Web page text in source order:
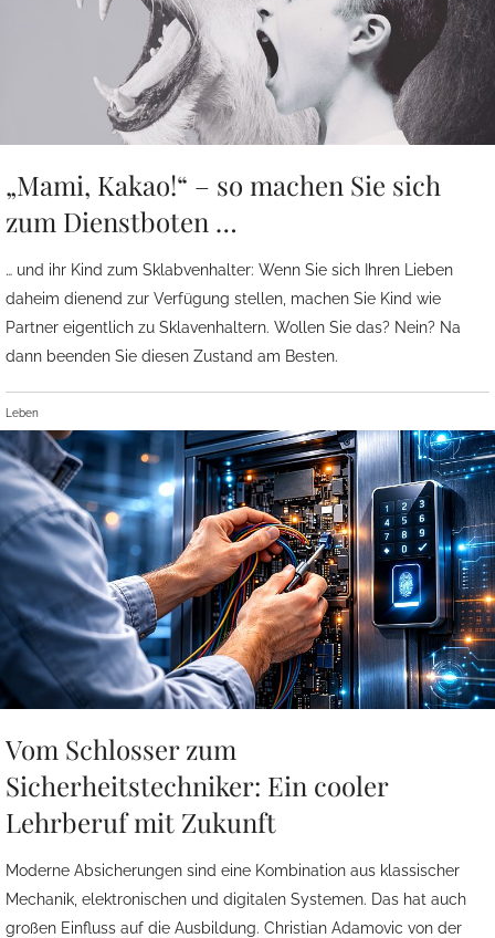
„Mami, Kakao!“ – so machen Sie sich
zum Dienstboten …
… und ihr Kind zum Sklabvenhalter: Wenn Sie sich Ihren Lieben
daheim dienend zur Verfügung stellen, machen Sie Kind wie
Partner eigentlich zu Sklavenhaltern. Wollen Sie das? Nein? Na
dann beenden Sie diesen Zustand am Besten.
Leben
Vom Schlosser zum
Sicherheitstechniker: Ein cooler
Lehrberuf mit Zukunft
Moderne Absicherungen sind eine Kombination aus klassischer
Mechanik, elektronischen und digitalen Systemen. Das hat auch
großen Einfluss auf die Ausbildung. Christian Adamovic von der